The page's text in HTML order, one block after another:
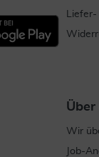
Liefer-
Über
Wir
Job-